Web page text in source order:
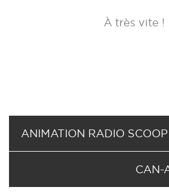
À très vite !
ANIMATION RADIO SCOOP
CAN-